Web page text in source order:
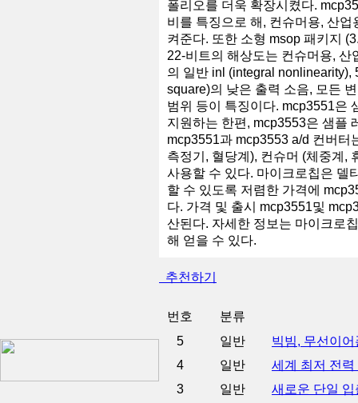
폴리오를 더욱 확장시켰다.
비를 특징으로 해, 컨슈머용, 산
켜준다. 또한 소형 msop 패키지
22-비트의 해상도는 컨슈머용,
의 일반 inl (integral nonlinearity),
square)의 낮은 출력 소음, 모든
범위 등이 특징이다. mcp3551은
지원하는 한편, mcp3553은 샘플
mcp3551과 mcp3553 a/d 컨버터
측정기, 혈당계), 컨슈머 (체중계,
사용할 수 있다. 마이크로칩은 델
할 수 있도록 저렴한 가격에
다. 가격 및 출시 mcp3551및
산된다. 자세한 정보는 마이크로
해 얻을 수 있다.
추천하기
번호
분류
5
일반
빅빔, 무선이어
4
일반
세계 최저 전
3
일반
새로운 단일